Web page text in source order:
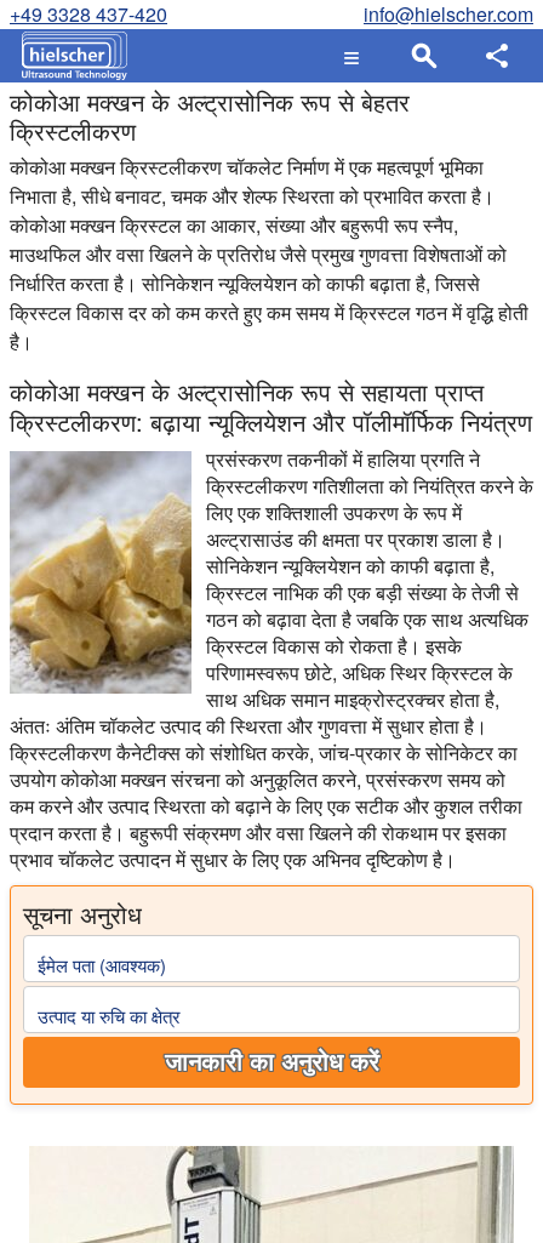
+49 3328 437-420 info@hielscher.com
कोकोआ मक्खन के अल्ट्रासोनिक रूप से बेहतर
क्रिस्टलीकरण
कोकोआ मक्खन क्रिस्टलीकरण चॉकलेट निर्माण में एक महत्वपूर्ण भूमिका
निभाता है, सीधे बनावट, चमक और शेल्फ स्थिरता को प्रभावित करता है।
कोकोआ मक्खन क्रिस्टल का आकार, संख्या और बहुरूपी रूप स्नैप,
माउथफिल और वसा खिलने के प्रतिरोध जैसे प्रमुख गुणवत्ता विशेषताओं को
निर्धारित करता है। सोनिकेशन न्यूक्लियेशन को काफी बढ़ाता है, जिससे
क्रिस्टल विकास दर को कम करते हुए कम समय में क्रिस्टल गठन में वृद्धि होती
है।
कोकोआ मक्खन के अल्ट्रासोनिक रूप से सहायता प्राप्त
क्रिस्टलीकरण: बढ़ाया न्यूक्लियेशन और पॉलीमॉर्फिक नियंत्रण
प्रसंस्करण तकनीकों में हालिया प्रगति ने
क्रिस्टलीकरण गतिशीलता को नियंत्रित करने के
लिए एक शक्तिशाली उपकरण के रूप में
अल्ट्रासाउंड की क्षमता पर प्रकाश डाला है।
सोनिकेशन न्यूक्लियेशन को काफी बढ़ाता है,
क्रिस्टल नाभिक की एक बड़ी संख्या के तेजी से
गठन को बढ़ावा देता है जबकि एक साथ अत्यधिक
क्रिस्टल विकास को रोकता है। इसके
परिणामस्वरूप छोटे, अधिक स्थिर क्रिस्टल के
साथ अधिक समान माइक्रोस्ट्रक्चर होता है,
अंततः अंतिम चॉकलेट उत्पाद की स्थिरता और गुणवत्ता में सुधार होता है।
क्रिस्टलीकरण कैनेटीक्स को संशोधित करके, जांच-प्रकार के सोनिकेटर का
उपयोग कोकोआ मक्खन संरचना को अनुकूलित करने, प्रसंस्करण समय को
कम करने और उत्पाद स्थिरता को बढ़ाने के लिए एक सटीक और कुशल तरीका
प्रदान करता है। बहुरूपी संक्रमण और वसा खिलने की रोकथाम पर इसका
प्रभाव चॉकलेट उत्पादन में सुधार के लिए एक अभिनव दृष्टिकोण है।
सूचना अनुरोध
ईमेल पता (आवश्यक)
उत्पाद या रुचि का क्षेत्र
जानकारी का अनुरोध करें